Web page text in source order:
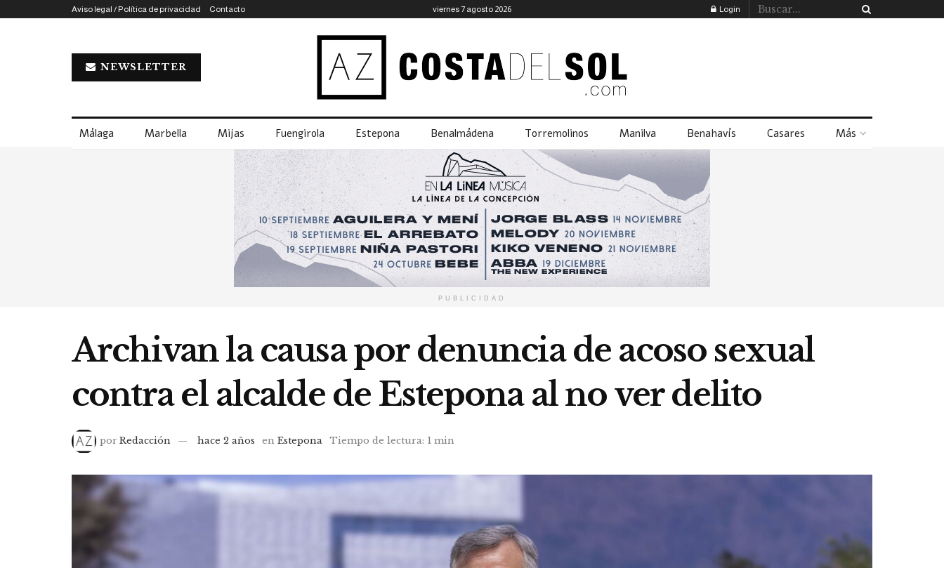
Aviso legal / Política de privacidad Contacto viernes 7 agosto 2026 Login
NEWSLETTER
Málaga Marbella Mijas Fuengirola Estepona Benalmádena Torremolinos Manilva Benahavís Casares Más
PUBLICIDAD
Archivan la causa por denuncia de acoso sexual
contra el alcalde de Estepona al no ver delito
por Redacción hace 2 años en Estepona Tiempo de lectura: 1 min